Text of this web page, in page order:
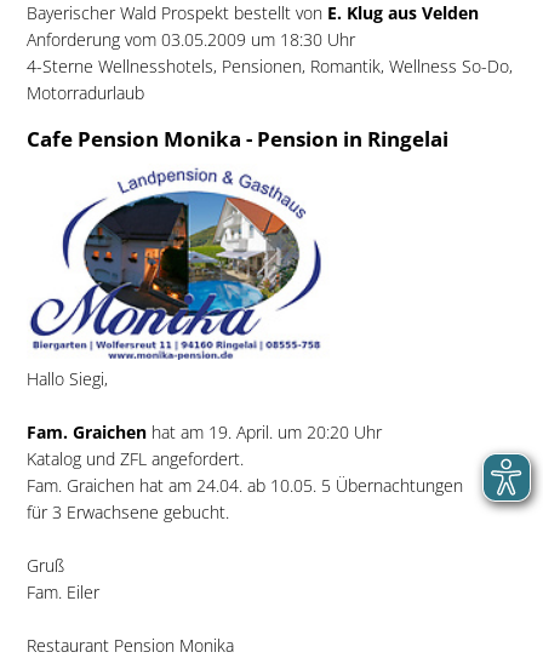
Bayerischer Wald Prospekt bestellt von E. Klug aus Velden
Anforderung vom 03.05.2009 um 18:30 Uhr
4-Sterne Wellnesshotels, Pensionen, Romantik, Wellness So-Do,
Motorradurlaub
Cafe Pension Monika - Pension in Ringelai
Hallo Siegi,
Fam. Graichenhat am 19. April. um 20:20 Uhr
Katalog und ZFL angefordert.
Fam. Graichen hat am 24.04. ab 10.05. 5 Übernachtungen
für 3 Erwachsene gebucht.
Gruß
Fam. Eiler
Restaurant Pension Monika